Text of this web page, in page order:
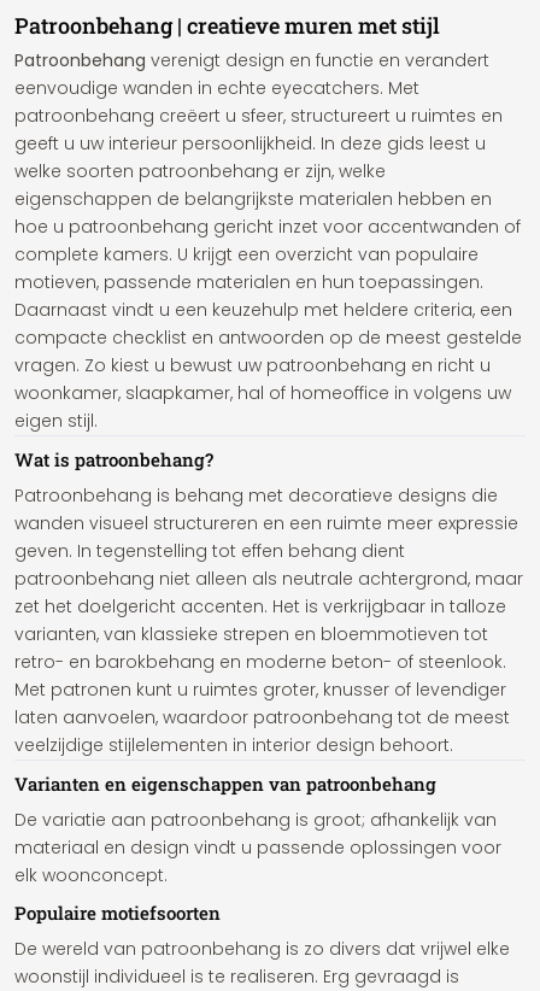
Patroonbehang | creatieve muren met stijl
Patroonbehang verenigt design en functie en verandert
eenvoudige wanden in echte eyecatchers. Met
patroonbehang creëert u sfeer, structureert u ruimtes en
geeft u uw interieur persoonlijkheid. In deze gids leest u
welke soorten patroonbehang er zijn, welke
eigenschappen de belangrijkste materialen hebben en
hoe u patroonbehang gericht inzet voor accentwanden of
complete kamers. U krijgt een overzicht van populaire
motieven, passende materialen en hun toepassingen.
Daarnaast vindt u een keuzehulp met heldere criteria, een
compacte checklist en antwoorden op de meest gestelde
vragen. Zo kiest u bewust uw patroonbehang en richt u
woonkamer, slaapkamer, hal of homeoffice in volgens uw
eigen stijl.
Wat is patroonbehang?
Patroonbehang is behang met decoratieve designs die
wanden visueel structureren en een ruimte meer expressie
geven. In tegenstelling tot effen behang dient
patroonbehang niet alleen als neutrale achtergrond, maar
zet het doelgericht accenten. Het is verkrijgbaar in talloze
varianten, van klassieke strepen en bloemmotieven tot
retro- en barokbehang en moderne beton- of steenlook.
Met patronen kunt u ruimtes groter, knusser of levendiger
laten aanvoelen, waardoor patroonbehang tot de meest
veelzijdige stijlelementen in interior design behoort.
Varianten en eigenschappen van patroonbehang
De variatie aan patroonbehang is groot; afhankelijk van
materiaal en design vindt u passende oplossingen voor
elk woonconcept.
Populaire motiefsoorten
De wereld van patroonbehang is zo divers dat vrijwel elke
woonstijl individueel is te realiseren. Erg gevraagd is